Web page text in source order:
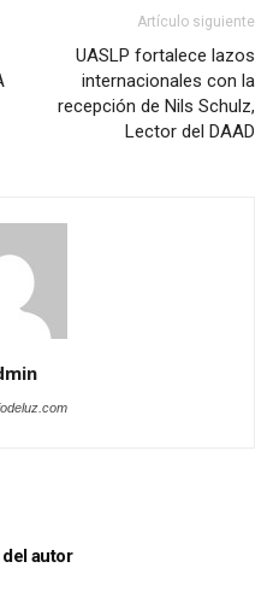
Artículo siguiente
UASLP fortalece lazos
internacionales con la
recepción de Nils Schulz,
Lector del DAAD
del autor